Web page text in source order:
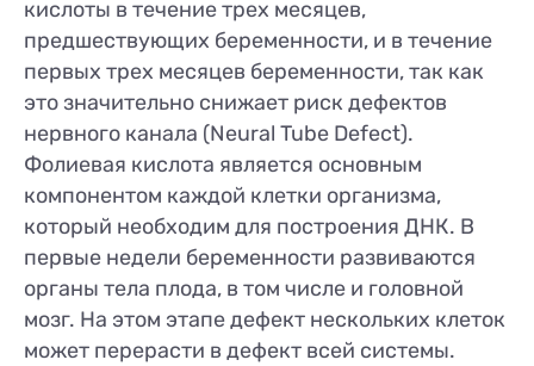
кислоты в течение трех месяцев,
предшествующих беременности, и в течение
первых трех месяцев беременности, так как
это значительно снижает риск дефектов
нервного канала (Neural Tube Defect).
Фолиевая кислота является основным
компонентом каждой клетки организма,
который необходим для построения ДНК. В
первые недели беременности развиваются
органы тела плода, в том числе и головной
мозг. На этом этапе дефект нескольких клеток
может перерасти в дефект всей системы.